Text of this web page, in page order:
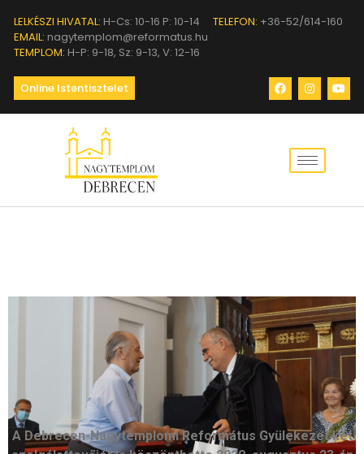
LELKÉSZI HIVATAL: H-Cs: 10-16 P: 10-14 TELEFON: +36-52/614-160
EMAIL: nagytemplom@reformatus.hu
TEMPLOM: H-P: 9-18, Sz: 9-13, V: 12-16
Online Istentisztelet
A Debrecen-Nagytemplomi Református Gyülekezet két